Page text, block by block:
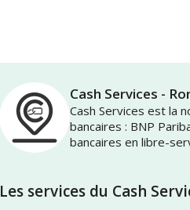
Cash Services -
Cash Services est la
bancaires : BNP
bancaires en libre-
Les services du Cash